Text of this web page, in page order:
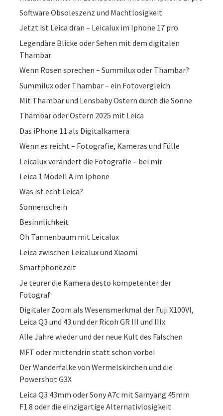
Software Obsoleszenz und Machtlosigkeit
Jetzt ist Leica dran – Leicalux im Iphone 17 pro
Legendäre Blicke oder Sehen mit dem digitalen
Thambar
Wenn Rosen sprechen – Summilux oder Thambar?
Summilux oder Thambar – ein Fotovergleich
Mit Thambar und Lensbaby Ostern durch die Sonne
Thambar oder Ostern 2025 mit Leica
Das iPhone 11 als Digitalkamera
Wenn es reicht – Fotografie, Kameras und Fülle
Leicalux verändert die Fotografie – bei mir
Leica 1 Modell A im Iphone
Was ist echt Leica?
Sonnenschein
Besinnlichkeit
Oh Tannenbaum mit Leicalux
Leica zwischen Leicalux und Xiaomi
Smartphonezeit
Je teurer die Kamera desto kompetenter der
Fotograf
Digitaler Zoom als Wesensmerkmal der Fuji X100VI,
Leica Q3 und 43 und der Ricoh GR III und IIIx
Alle Jahre wieder und der neue Kult des Falschen
MFT oder mittendrin statt schon vorbei
Der Wanderfalke von Wermelskirchen und die
Powershot G3X
Leica Q3 43mm oder Sony A7c mit Samyang 45mm
F1.8 oder die einzigartige Alternativlosigkeit